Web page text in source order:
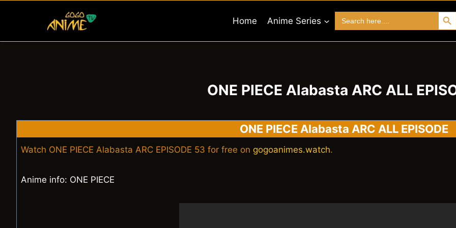
Home Anime Series
for:
Search
ONE PIECE Alabasta ARC ALL
ONE PIECE Alabasta ARC ALL EPISODE
Watch ONE PIECE Alabasta ARC EPISODE 53 for free on gogoanimes.watch.
Anime info: ONE PIECE